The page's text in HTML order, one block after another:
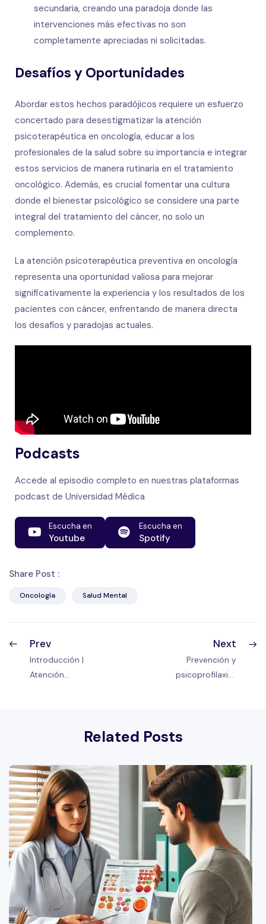
secundaria, creando una paradoja donde las
intervenciones más efectivas no son
completamente apreciadas ni solicitadas.
Desafíos y Oportunidades
Abordar estos hechos paradójicos requiere un esfuerzo
concertado para desestigmatizar la atención
psicoterapéutica en oncología, educar a los
profesionales de la salud sobre su importancia e integrar
estos servicios de manera rutinaria en el tratamiento
oncológico. Además, es crucial fomentar una cultura
donde el bienestar psicológico se considere una parte
integral del tratamiento del cáncer, no solo un
complemento.
La atención psicoterapéutica preventiva en oncología
representa una oportunidad valiosa para mejorar
significativamente la experiencia y los resultados de los
pacientes con cáncer, enfrentando de manera directa
los desafíos y paradojas actuales.
Podcasts
Accede al episodio completo en nuestras plataformas
podcast de Universidad Médica
Escucha en
Youtube
Escucha en
Spotify
Share Post :
Oncología Salud Mental
Prev
Introducción |
Atención
Next
Prevención y
psicoprofilaxis |
Related Posts